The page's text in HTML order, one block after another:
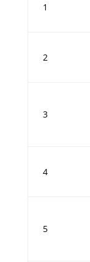
1
2
3
4
5